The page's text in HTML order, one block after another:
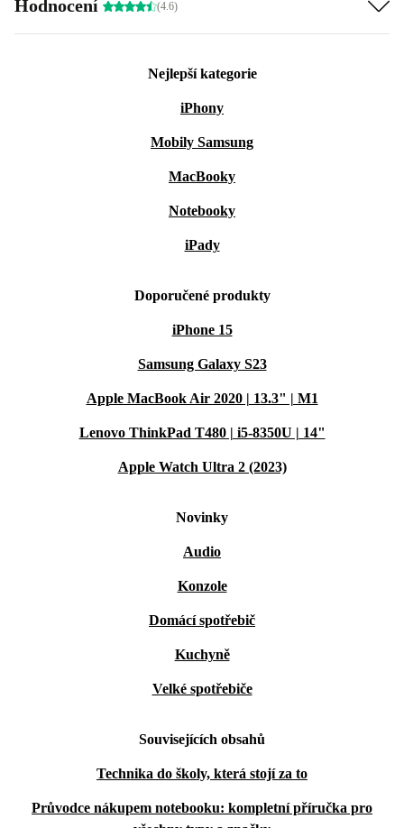
Hodnocení (4.6)
Nejlepší kategorie
iPhony
Mobily Samsung
MacBooky
Notebooky
iPady
Doporučené produkty
iPhone 15
Samsung Galaxy S23
Apple MacBook Air 2020 | 13.3" | M1
Lenovo ThinkPad T480 | i5-8350U | 14"
Apple Watch Ultra 2 (2023)
Novinky
Audio
Konzole
Domácí spotřebič
Kuchyně
Velké spotřebiče
Souvisejících obsahů
Technika do školy, která stojí za to
Průvodce nákupem notebooku: kompletní příručka pro